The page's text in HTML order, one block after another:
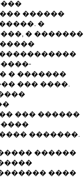
������
�
� �������
� �������
��� ����.
��� ������
�������.
������
����